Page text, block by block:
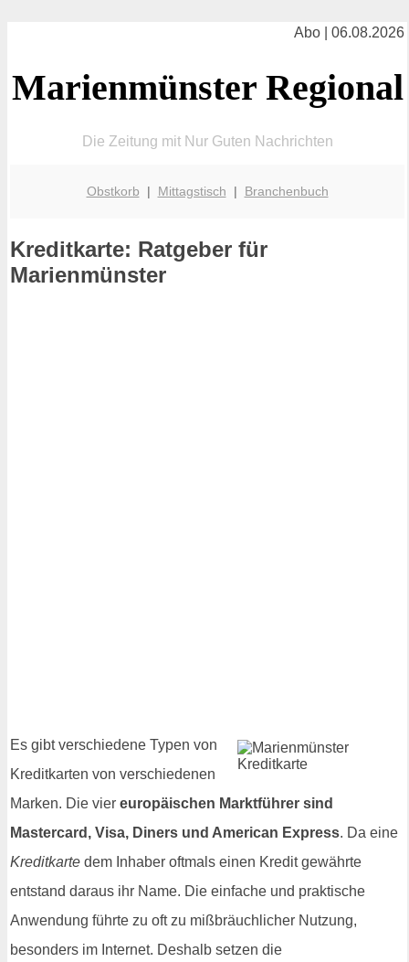
Abo | 06.08.2026
Marienmünster Regional
Die Zeitung mit Nur Guten Nachrichten
Obstkorb | Mittagstisch | Branchenbuch
Kreditkarte: Ratgeber für
Marienmünster
Es gibt verschiedene Typen von
Kreditkarten von verschiedenen
Marken. Die vier europäischen Marktführer sind
Mastercard, Visa, Diners und American Express. Da eine
Kreditkarte dem Inhaber oftmals einen Kredit gewährte
entstand daraus ihr Name. Die einfache und praktische
Anwendung führte zu oft zu mißbräuchlicher Nutzung,
besonders im Internet. Deshalb setzen die